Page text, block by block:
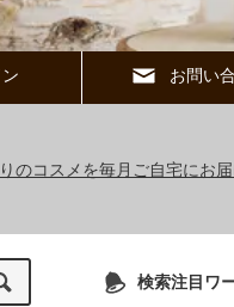
お問い
のコスメを毎月ご自宅に
検索注目ワ